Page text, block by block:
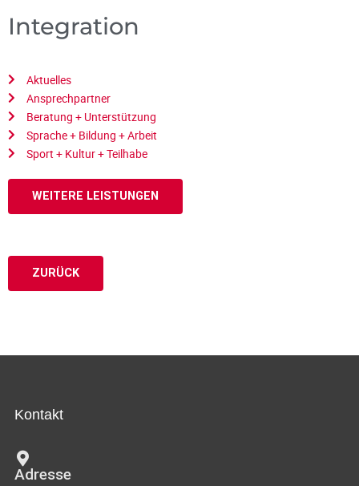
Integration
Aktuelles
Ansprechpartner
Beratung + Unterstützung
Sprache + Bildung + Arbeit
Sport + Kultur + Teilhabe
WEITERE LEISTUNGEN
ZURÜCK
Kontakt
Adresse